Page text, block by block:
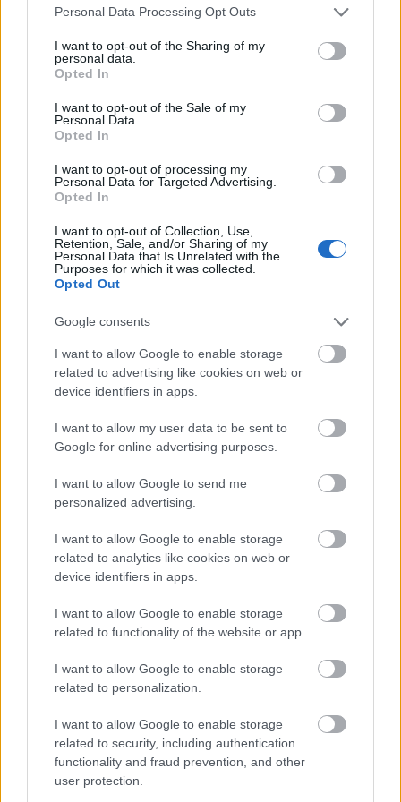
Please note that this website/app uses one or more Google
not limited to your visit or usage behaviour. You may click to
grant or deny consent to Google and its third-party tags to
use your data for below specified purposes in below Google
consent section.
Personal Data Processing Opt Outs
I want to opt-out of the Sharing of my
personal data.
Opted In
I want to opt-out of the Sale of my
Personal Data.
Opted In
I want to opt-out of processing my
Personal Data for Targeted Advertising.
Opted In
I want to opt-out of Collection, Use,
Retention, Sale, and/or Sharing of my
Personal Data that Is Unrelated with the
Purposes for which it was collected.
Opted Out
Google consents
I want to allow Google to enable storage
related to advertising like cookies on web or
device identifiers in apps.
I want to allow my user data to be sent to
Google for online advertising purposes.
I want to allow Google to send me
personalized advertising.
I want to allow Google to enable storage
related to analytics like cookies on web or
device identifiers in apps.
I want to allow Google to enable storage
related to functionality of the website or app.
I want to allow Google to enable storage
related to personalization.
I want to allow Google to enable storage
related to security, including authentication
functionality and fraud prevention, and other
user protection.
Σίγουρα είναι πολύ καλό για τον μπάσκετ, γιατί ο
Παναθηναϊκός και ο Ολυμπιακός βρίσκονται στο
υψηλότερο επίπεδο. Χαρήκαμε πολύ για τον ΠΑΟΚ
και για την ΑΕΚ. Ο ΠΑΟΚ ήταν σε ένα τελικό, η
ΑΕΚ βρέθηκε σε ένα Final Four. Είναι πολύ όμορφο
να βλέπεις τις ελληνικές ομάδες να
πρωταγωνιστούν στην Ευρώπη. Μακάρι να
συνεχιστεί αυτό και να τους βλέπουμε πάντα να
παίζουν για να κατακτάνε τίτλους».
Για το αν είναι η ώρα της Εθνικής για μετάλλιο:
έχουμε δρόμο. Σίγουρα είναι θετικό το ότι η ομάδα
Ελλήνων και Κυπρίων. Όλοι το ευχόμαστε η ομάδα
να πάει πολύ καλά, αλλά ας πηγαίνουμε βήμα-
βήμα και να δούμε πού θα καταλήξουμε. Φυσικά
όλα τα παιδιά να είναι υγιείς, πρώτα απ’ όλα, να
είναι υγιείς και να μπορούν να δώσουν το παρόν
όλοι. Θεωρώ ότι έχουμε καλές πιθανότητες να
κάνουμε κάτι καλό».
Για το ποιο Final Four θα του μείνει αξέχαστο
πρώτο μου Final Four και πρώτη μου κατάκτηση
μέσα στην Ελλάδα (2007) σίγουρα ήταν κάτι πολύ